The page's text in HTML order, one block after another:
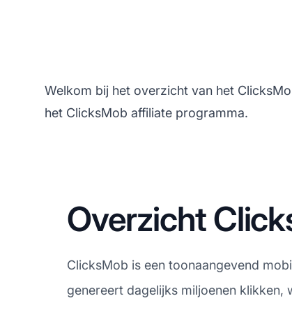
Welkom bij het overzicht van het
het ClicksMob affiliate programma.
Overzicht
ClicksMob is een toonaangevend
genereert dagelijks miljoenen